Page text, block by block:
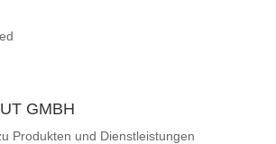
GMBH
Produkten und Dienstleistungen